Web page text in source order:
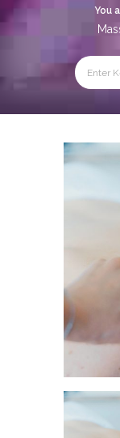
You